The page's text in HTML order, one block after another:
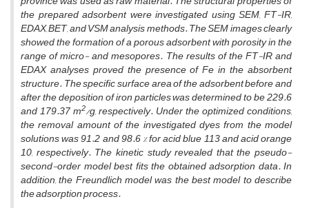
the prepared adsorbent were investigated using SEM, FT-IR,
EDAX, BET, and VSM analysis methods. The SEM images clearly
showed the formation of a porous adsorbent with porosity in the
range of micro- and mesopores. The results of the FT-IR and
EDAX analyses proved the presence of Fe in the absorbent
structure. The specific surface area of the adsorbent before and
after the deposition of iron particles was determined to be 229.6
and 179.37 m2/g, respectively. Under the optimized conditions,
the removal amount of the investigated dyes from the model
solutions was 91.2 and 98.6 % for acid blue 113 and acid orange
10, respectively. The kinetic study revealed that the pseudo-
second-order model best fits the obtained adsorption data. In
addition, the Freundlich model was the best model to describe
the adsorption process.